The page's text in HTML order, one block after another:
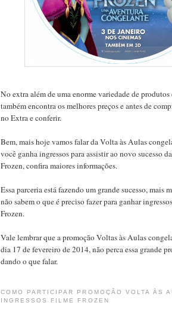
No extra além de uma enorme variedade de produtos
também encontra os melhores preços e antes de
no Extra e conferir.
Bem, mais hoje vamos falar da Volta às Aulas
você ganha ingressos para assistir ao novo sucesso
Frozen, confira maiores informações.
Essa parceria está fazendo um grande sucesso, mais
não sabem o que é preciso fazer para ganhar
Frozen.
Vale lembrar que a promoção Voltas às Aulas
dia 17 de fevereiro de 2014, não perca essa grande
dando o que falar.
COMO PARTICIPAR PROMOÇÃO VOLTA ÀS
INGRESSOS FILME FROZEN